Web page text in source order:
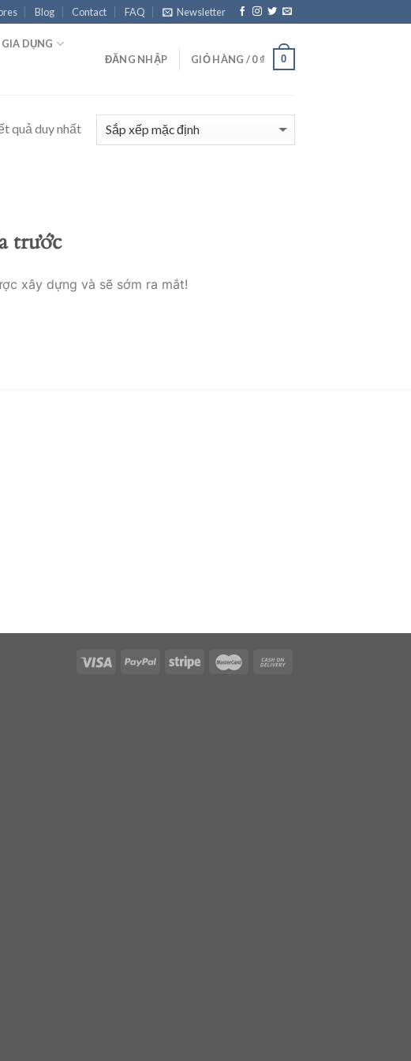
Blog Contact FAQ Newsletter
GIA DỤNG
ĐĂNG NHẬP GIỎ HÀNG /0₫ 0
quả duy nhất
trước
xây dựng và sẽ sớm ra mắt!